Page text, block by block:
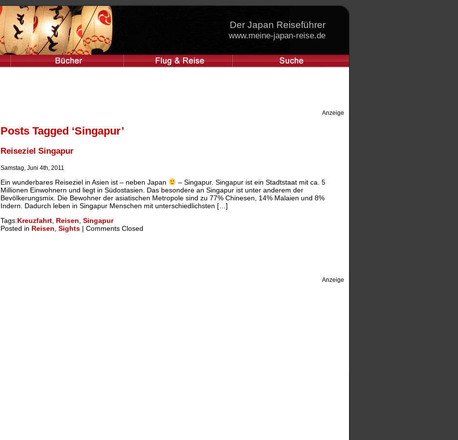
Der Japan Reiseführer
www.meine-japan-reise.de
Anzeige
Posts Tagged ‘Singapur’
Reiseziel Singapur
Samstag, Juni 4th, 2011
Ein wunderbares Reiseziel in Asien ist – neben Japan
– Singapur. Singapur ist ein Stadtstaat mit ca. 5
Millionen Einwohnern und liegt in Südostasien. Das besondere an Singapur ist unter anderem der
Bevölkerungsmix. Die Bewohner der asiatischen Metropole sind zu 77% Chinesen, 14% Malaien und 8%
Indern. Dadurch leben in Singapur Menschen mit unterschiedlichsten […]
Tags:Kreuzfahrt, Reisen, Singapur
Posted in Reisen, Sights | Comments Closed
Anzeige